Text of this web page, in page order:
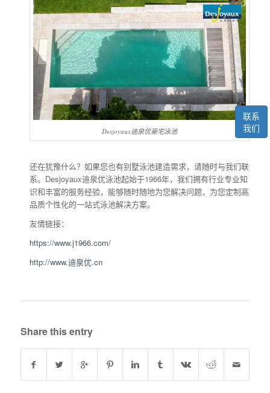
联系
我们
Desjoyaux迪泉优豪宅泳池
还在犹豫什么？如果您也有别墅泳池建造需求，请随时与我们联
系。Desjoyaux迪泉优泳池起始于1966年，我们拥有行业专业知
识和丰富的服务经验，能够随时随地为您解决问题，为您定制高
品质个性化的一站式泳池解决方案。
友情链接：
https://www.j1966.com/
http://www.迪泉优.cn
Share this entry